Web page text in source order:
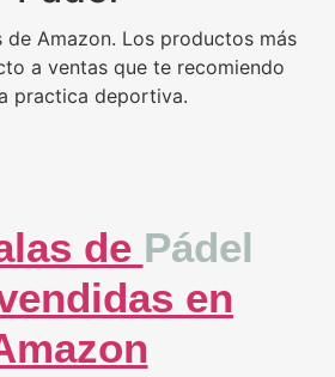
de Amazon. Los productos más
a ventas que te recomiendo
practica deportiva.
de Pádel
en